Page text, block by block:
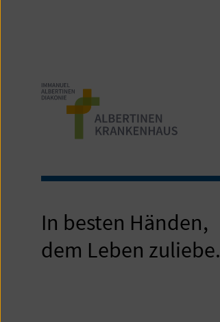
In besten Händen,
dem Leben zuliebe.